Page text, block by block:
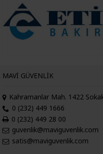
MAVI GÜVENLIK
Kahramanlar Mah. 1422
0 (232) 449 1666
0 (232) 449 28 00
guvenlik@maviguvenlik.com
satis@maviguvenlik.com